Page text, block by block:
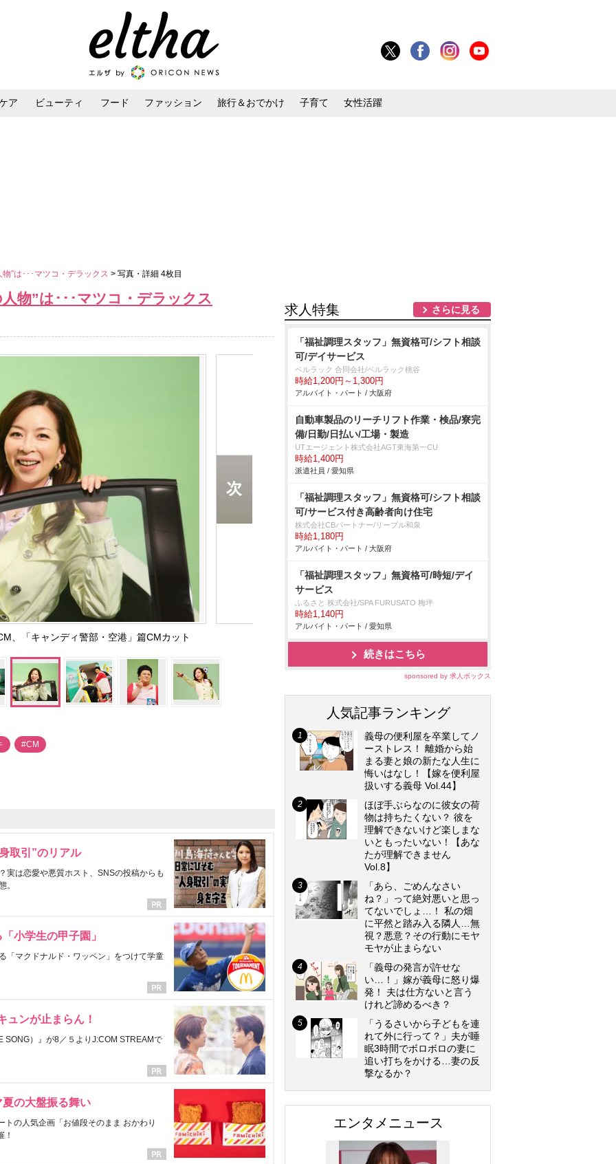
ア ビューティ フード ファッション 旅行＆おでかけ 子育て 女性活躍
”は･･･マツコ・デラックス > 写真・詳細 4枚目
物”は･･･マツコ・デラックス
、「キャンディ警部・空港」篇CMカット
#CM
取引”のリアル
実は恋愛や悪質ホスト、SNSの投稿からも
。
小学生の甲子園」
「マクドナルド・ワッペン」をつけて学童
ュンが止まらん！
SONG）』が8／５よりJ:COM STREAMで
の大盤振る舞い
の人気企画「お値段そのまま おかわり
！
求人特集 さらに見る
「福祉調理スタッフ」無資格可/シフト相談
可/デイサービス
ベルラック 合同会社/ベルラック桃谷
時給1,200円～1,300円
アルバイト・パート / 大阪府
自動車製品のリーチリフト作業・検品/寮完
備/日勤/日払い/工場・製造
UTエージェント株式会社AGT東海第一CU
時給1,400円
派遣社員 / 愛知県
「福祉調理スタッフ」無資格可/シフト相談
可/サービス付き高齢者向け住宅
株式会社CBパートナー/リーブル和泉
時給1,180円
アルバイト・パート / 大阪府
「福祉調理スタッフ」無資格可/時短/デイ
サービス
ふるさと 株式会社/SPA FURUSATO 梅坪
時給1,140円
アルバイト・パート / 愛知県
続きはこちら
sponsored by 求人ボックス
人気記事ランキング
義母の便利屋を卒業してノ
ーストレス！ 離婚から始
まる妻と娘の新たな人生に
悔いはなし！【嫁を便利屋
扱いする義母 Vol.44】
ほぼ手ぶらなのに彼女の荷
物は持ちたくない？ 彼を
理解できないけど楽しまな
いともったいない！【あな
たが理解できません
Vol.8】
「あら、ごめんなさい
ね？」って絶対悪いと思っ
てないでしょ…！ 私の畑
に平然と踏み入る隣人…無
視？悪意？その行動にモヤ
モヤが止まらない
「義母の発言が許せな
い…！」嫁が義母に怒り爆
発！ 夫は仕方ないと言う
けれど諦めるべき？
「うるさいから子どもを連
れて外に行って？」夫が睡
眠3時間でボロボロの妻に
追い打ちをかける…妻の反
撃なるか？
エンタメニュース